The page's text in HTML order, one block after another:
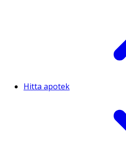
Hitta apotek